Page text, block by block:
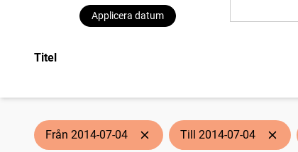
Applicera datum
Titel
Från 2014-07-04 Till 2014-07-04